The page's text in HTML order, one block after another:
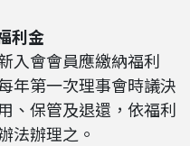
利金
入會會員應繳納福利
年第一次理事會時議決
、保管及退還，依福利
法辦理之。